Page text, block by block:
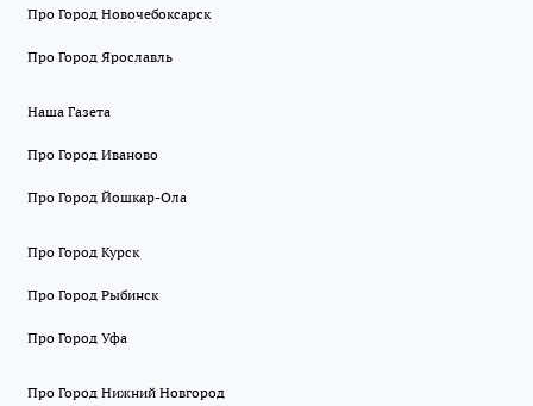
Про Город Новочебоксарск
Про Город Ярославль
Наша Газета
Про Город Иваново
Про Город Йошкар-Ола
Про Город Курск
Про Город Рыбинск
Про Город Уфа
Про Город Нижний Новгород